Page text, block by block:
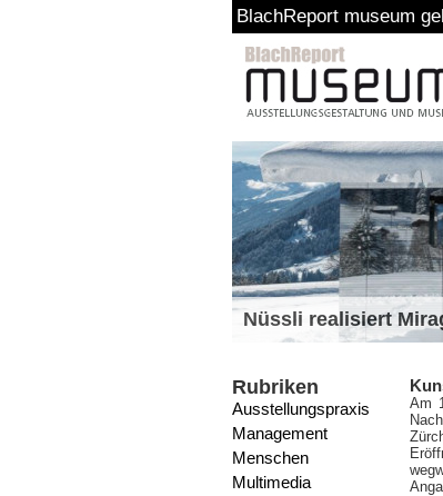
BlachReport museum geht in kreative
Nüssli realisiert
Rubriken
Ausstellungspraxis
Management
Menschen
Multimedia
Am